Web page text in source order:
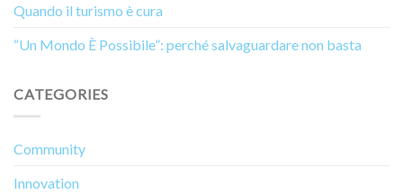
Quando il turismo è cura
“Un Mondo È Possibile”: perché salvaguardare non basta
CATEGORIES
Community
Innovation